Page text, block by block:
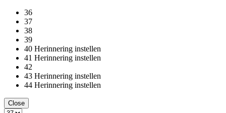
36
37
38
39
40 Herinnering instellen
41 Herinnering instellen
42
43 Herinnering instellen
44 Herinnering instellen
Close